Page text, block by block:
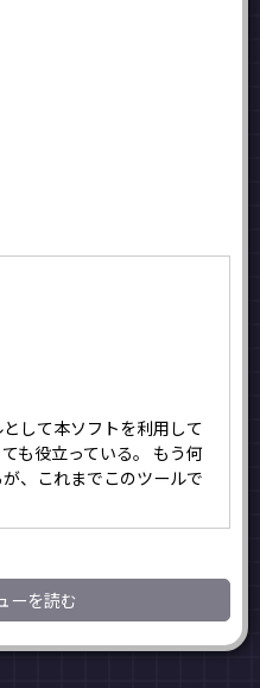
して本ソフトを利用して
も役立っている。 もう何
、これまでこのツールで
ーを読む